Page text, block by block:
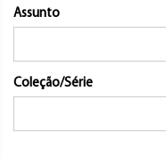
Assunto
Coleção/Série